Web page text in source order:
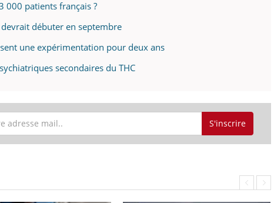
000 patients français ?
débuter en septembre
une expérimentation pour deux ans
secondaires du THC
S'inscrire